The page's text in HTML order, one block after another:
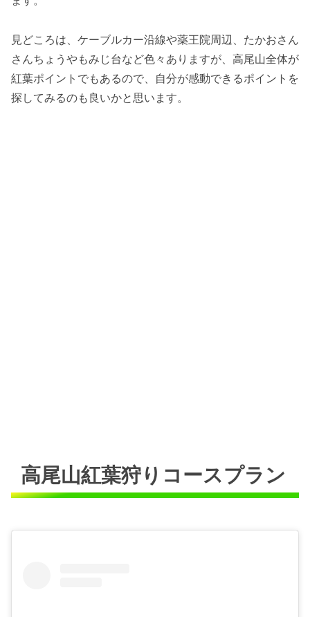
見どころは、ケーブルカー沿線や薬王院周辺、たかおさん
さんちょうやもみじ台など色々ありますが、高尾山全体が
紅葉ポイントでもあるので、自分が感動できるポイントを
探してみるのも良いかと思います。
高尾山紅葉狩りコースプラン